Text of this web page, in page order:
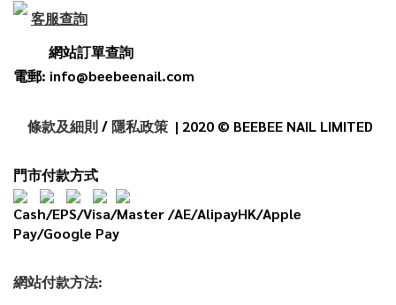
客服查詢
網站訂單查詢
電郵: info@beebeenail.com
條款及細則/隱私政策 | 2020 © BEEBEE NAIL LIMITED
門市付款方式
Cash/EPS/Visa/Master /AE/AlipayHK/Apple
Pay/Google Pay
網站付款方法: